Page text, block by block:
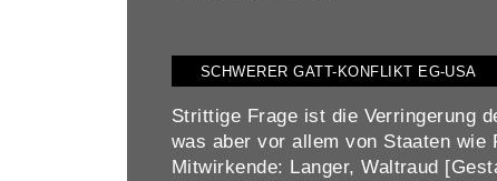
SCHWERER GATT-KONFLIKT EG-USA
Strittige Frage ist die Verringerung
was aber vor allem von Staaten wie
Mitwirkende: Langer, Waltraud